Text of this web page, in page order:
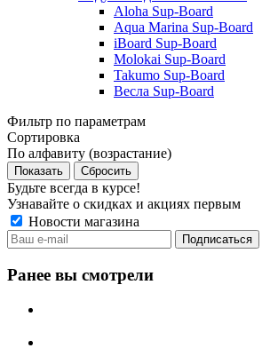
Aloha Sup-Board
Aqua Marina Sup-Board
iBoard Sup-Board
Molokai Sup-Board
Takumo Sup-Board
Весла Sup-Board
Фильтр по параметрам
Сортировка
По алфавиту (возрастание)
Сбросить
Будьте всегда в курсе!
Узнавайте о скидках и акциях первым
Новости магазина
Ранее вы смотрели